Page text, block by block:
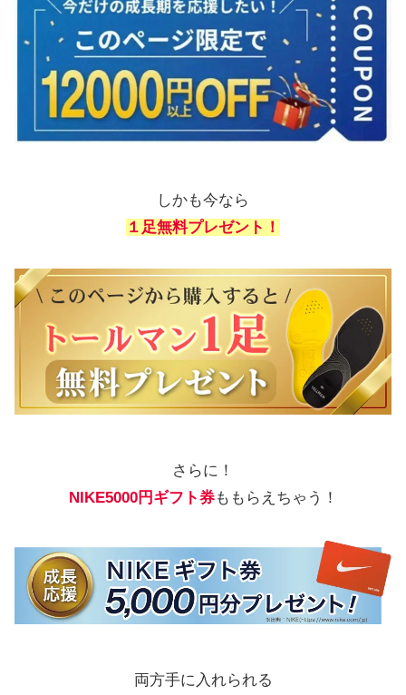
しかも今なら
１足無料プレゼント！
さらに！
NIKE5000円ギフト券ももらえちゃう！
両方手に入れられる